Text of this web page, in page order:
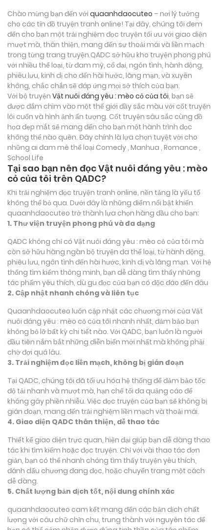
Chào mừng bạn đến với quaanhdaocuteo – nơi lý tưởng
cho các tín đồ truyện tranh online! Tại đây, chúng tôi đem
đến cho bạn một trải nghiệm đọc truyện tối ưu với giao diện
mượt mà, thân thiện, mang đến sự thoải mái và liền mạch
trong từng trang truyện.QADC sở hữu kho truyện phong phú
với nhiều thể loại, từ đam mỹ, cổ đại, ngôn tình, hành động,
phiêu lưu, kinh dị cho đến hài hước, lãng mạn, và xuyên
không, chắc chắn sẽ đáp ứng mọi sở thích của bạn.
Với bộ truyện Vật nuôi đáng yêu : mèo cỏ của tôi, bạn sẽ
được đắm chìm vào một thế giới đầy sắc màu với cốt truyện
lôi cuốn và hình ảnh ấn tượng. Cốt truyện sâu sắc cùng đồ
họa đẹp mắt sẽ mang đến cho bạn một hành trình đọc
không thể nào quên. Đây chính là lựa chọn tuyệt vời cho
những ai đam mê thể loại Comedy , Manhua , Romance ,
School Life
Tại sao bạn nên đọc Vật nuôi đáng yêu : mèo
cỏ của tôi trên QADC?
Khi trải nghiệm đọc truyện tranh online, nền tảng là yếu tố
không thể bỏ qua. Dưới đây là những điểm nổi bật khiến
quaanhdaocuteo trở thành lựa chọn hàng đầu cho bạn:
1. Thư viện truyện phong phú và đa dạng
QADC không chỉ có Vật nuôi đáng yêu : mèo cỏ của tôi mà
còn sở hữu hàng ngàn bộ truyện đa thể loại, từ hành động,
phiêu lưu, ngôn tình đến hài hước, kinh dị và lãng mạn. Với hệ
thống tìm kiếm thông minh, bạn dễ dàng tìm thấy những
tác phẩm yêu thích, dù gu đọc của bạn có độc đáo đến đâu
2. Cập nhật nhanh chóng và liên tục
Quaanhdaocuteo luôn cập nhật các chương mới của Vật
nuôi đáng yêu : mèo cỏ của tôi nhanh nhất, đảm bảo bạn
không bỏ lỡ bất kỳ chi tiết nào. Với QADC, bạn luôn là người
đầu tiên nắm bắt những diễn biến mới nhất mà không phải
chờ đợi quá lâu.
3. Trải nghiệm đọc liền mạch, không bị gián đoạn
Tại QADC, chúng tôi đã tối ưu hóa hệ thống để đảm bảo tốc
độ tải nhanh và mượt mà, hạn chế tối đa quảng cáo để
không gây phiền nhiễu. Việc đọc truyện của bạn sẽ không bị
gián đoạn, mang đến trải nghiệm liền mạch và thoải mái.
4. Giao diện QADC thân thiện, dễ thao tác
Thiết kế giao diện trực quan, hiện đại giúp bạn dễ dàng thao
tác khi tìm kiếm hoặc đọc truyện. Chỉ với vài thao tác đơn
giản, bạn có thể nhanh chóng tìm thấy truyện yêu thích,
đánh dấu chương đang đọc, hoặc chuyển trang một cách
dễ dàng.
5. Chất lượng bản dịch tốt, nội dung chính xác
quaanhdaocuteo cam kết mang đến các bản dịch chất
lượng với câu chữ chỉn chu, trung thành với nguyên tác để